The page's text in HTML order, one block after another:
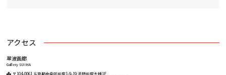
アクセス
翠波画廊
Gallery SUIHA
〒104-0061 东京都中央区银座1-9-19 法研银座大楼1F